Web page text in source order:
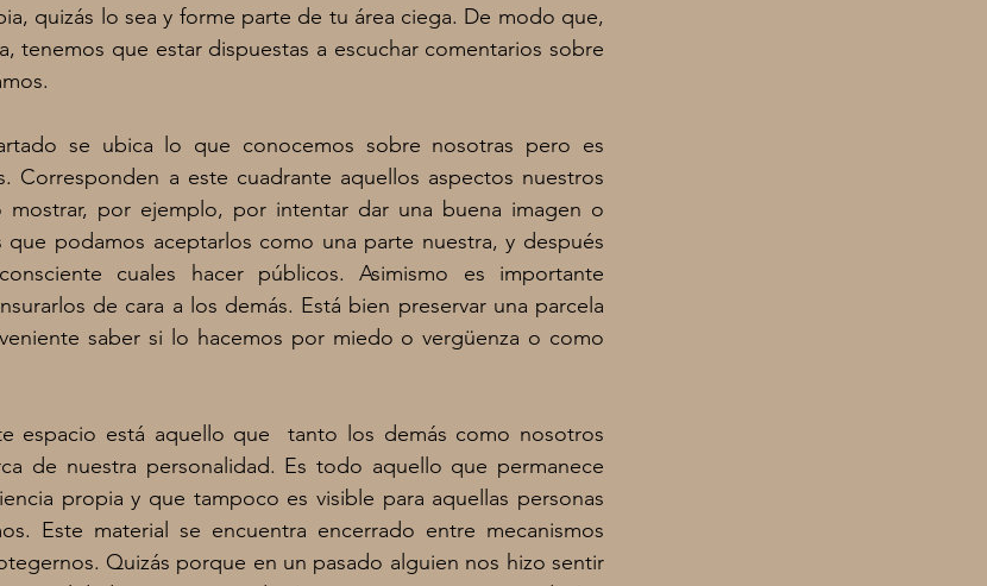
quizás lo sea y forme parte de tu área ciega. De modo que,
tenemos que estar dispuestas a escuchar comentarios sobre
se ubica lo que conocemos sobre nosotras pero es
Corresponden a este cuadrante aquellos aspectos nuestros
por ejemplo, por intentar dar una buena imagen o
que podamos aceptarlos como una parte nuestra, y después
cuales hacer públicos. Asimismo es importante
de cara a los demás. Está bien preservar una parcela
saber si lo hacemos por miedo o vergüenza o como
espacio está aquello que  tanto los demás como nosotros
de nuestra personalidad. Es todo aquello que permanece
propia y que tampoco es visible para aquellas personas
Este material se encuentra encerrado entre mecanismos
Quizás porque en un pasado alguien nos hizo sentir